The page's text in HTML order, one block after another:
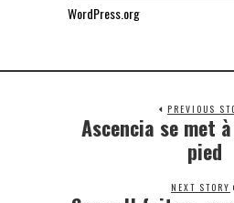
WordPress.org
PREVIOUS
post:
Ascencia se met
pied
NEXT STORY